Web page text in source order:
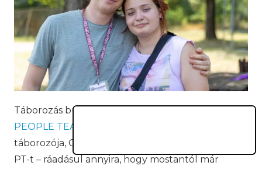
Táborozás bullying nélkül? Hát persze! A
PEOPLE TEAM nyári táborának
táborozója, Georgina mesélt arról, miért szereti a
PT-t – ráadásul annyira, hogy mostantól már